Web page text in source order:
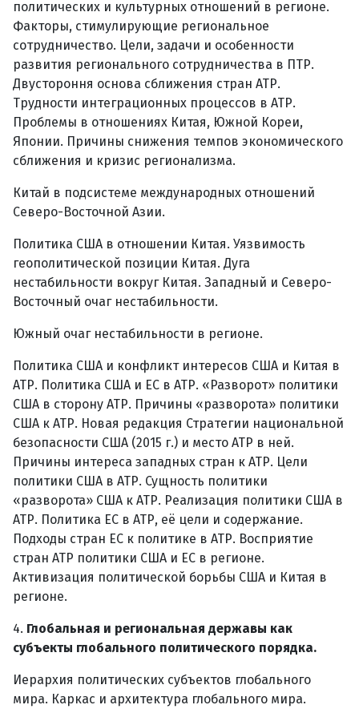
политических и культурных отношений в регионе.
Факторы, стимулирующие региональное
сотрудничество. Цели, задачи и особенности
развития регионального сотрудничества в ПТР.
Двустороння основа сближения стран АТР.
Трудности интеграционных процессов в АТР.
Проблемы в отношениях Китая, Южной Кореи,
Японии. Причины снижения темпов экономического
сближения и кризис регионализма.
Китай в подсистеме международных отношений
Северо-Восточной Азии.
Политика США в отношении Китая. Уязвимость
геополитической позиции Китая. Дуга
нестабильности вокруг Китая. Западный и Северо-
Восточный очаг нестабильности.
Южный очаг нестабильности в регионе.
Политика США и конфликт интересов США и Китая в
АТР. Политика США и ЕС в АТР. «Разворот» политики
США в сторону АТР. Причины «разворота» политики
США к АТР. Новая редакция Стратегии национальной
безопасности США (2015 г.) и место АТР в ней.
Причины интереса западных стран к АТР. Цели
политики США в АТР. Сущность политики
«разворота» США к АТР. Реализация политики США в
АТР. Политика ЕС в АТР, её цели и содержание.
Подходы стран ЕС к политике в АТР. Восприятие
стран АТР политики США и ЕС в регионе.
Активизация политической борьбы США и Китая в
регионе.
4. Глобальная и региональная державы как
субъекты глобального политического порядка.
Иерархия политических субъектов глобального
мира. Каркас и архитектура глобального мира.